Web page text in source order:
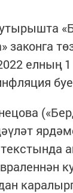
елның